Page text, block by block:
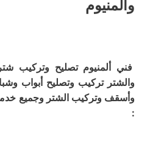
والمنيوم
فني ألمنيوم تصليح وتركيب
والشتر تركيب وتصليح أبواب
وأسقف وتركيب الشتر وجميع
: